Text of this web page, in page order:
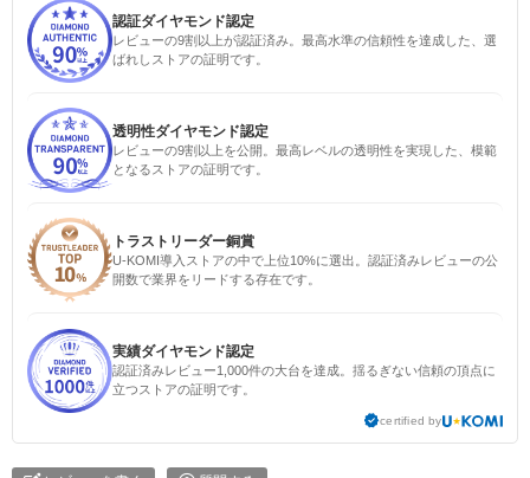
認証ダイヤモンド認定
レビューの9割以上が認証済み。最高水準の信頼性を達成した、選
ばれしストアの証明です。
透明性ダイヤモンド認定
レビューの9割以上を公開。最高レベルの透明性を実現した、模範
となるストアの証明です。
トラストリーダー銅賞
U-KOMI導入ストアの中で上位10%に選出。認証済みレビューの公
開数で業界をリードする存在です。
実績ダイヤモンド認定
認証済みレビュー1,000件の大台を達成。揺るぎない信頼の頂点に
立つストアの証明です。
certified by